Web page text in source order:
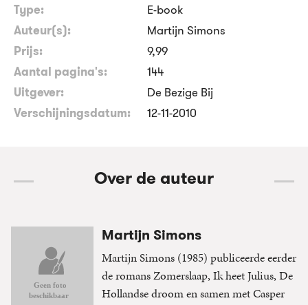
Type:
E-book
Auteur(s):
Martijn Simons
Prijs:
9,99
Aantal pagina's:
144
Uitgever:
De Bezige Bij
Verschijningsdatum:
12-11-2010
Over de auteur
Martijn Simons
Martijn Simons (1985) publiceerde eerder
de romans Zomerslaap, Ik heet Julius, De
Hollandse droom en samen met Casper